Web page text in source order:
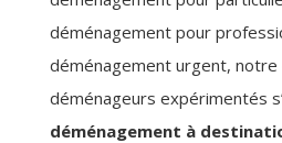
déménagement pour
déménagement urgent, notre
déménageurs expérimentés
déménagement à